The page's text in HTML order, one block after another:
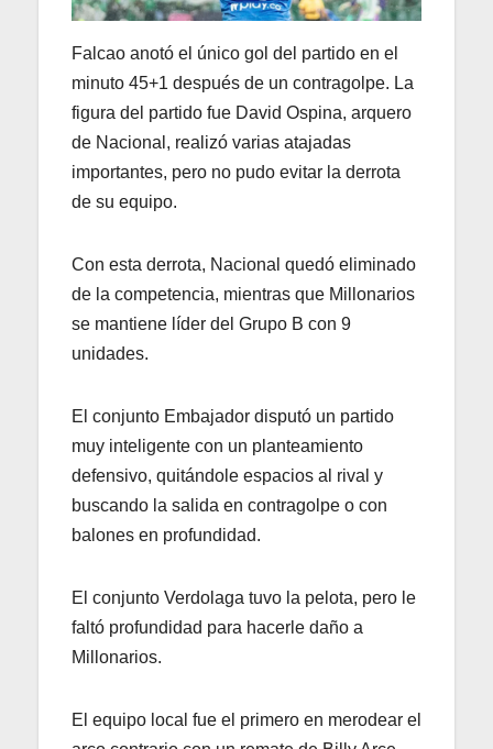
Falcao anotó el único gol del partido en el
minuto 45+1 después de un contragolpe. La
figura del partido fue David Ospina, arquero
de Nacional, realizó varias atajadas
importantes, pero no pudo evitar la derrota
de su equipo.
Con esta derrota, Nacional quedó eliminado
de la competencia, mientras que Millonarios
se mantiene líder del Grupo B con 9
unidades.
El conjunto Embajador disputó un partido
muy inteligente con un planteamiento
defensivo, quitándole espacios al rival y
buscando la salida en contragolpe o con
balones en profundidad.
El conjunto Verdolaga tuvo la pelota, pero le
faltó profundidad para hacerle daño a
Millonarios.
El equipo local fue el primero en merodear el